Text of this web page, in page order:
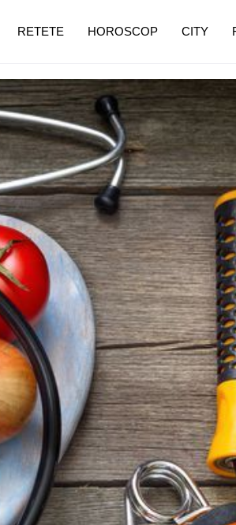
RETETE HOROSCOP CITY
de dureroasă este investigația